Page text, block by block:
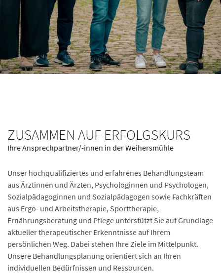
ZUSAMMEN AUF ERFOLGSKURS
Ihre Ansprechpartner/-innen in der Weihersmühle
Unser hochqualifiziertes und erfahrenes Behandlungsteam
aus Ärztinnen und Ärzten, Psychologinnen und Psychologen,
Sozialpädagoginnen und Sozialpädagogen sowie Fachkräften
aus Ergo- und Arbeitstherapie, Sporttherapie,
Ernährungsberatung und Pflege unterstützt Sie auf Grundlage
aktueller therapeutischer Erkenntnisse auf Ihrem
persönlichen Weg. Dabei stehen Ihre Ziele im Mittelpunkt.
Unsere Behandlungsplanung orientiert sich an Ihren
individuellen Bedürfnissen und Ressourcen.